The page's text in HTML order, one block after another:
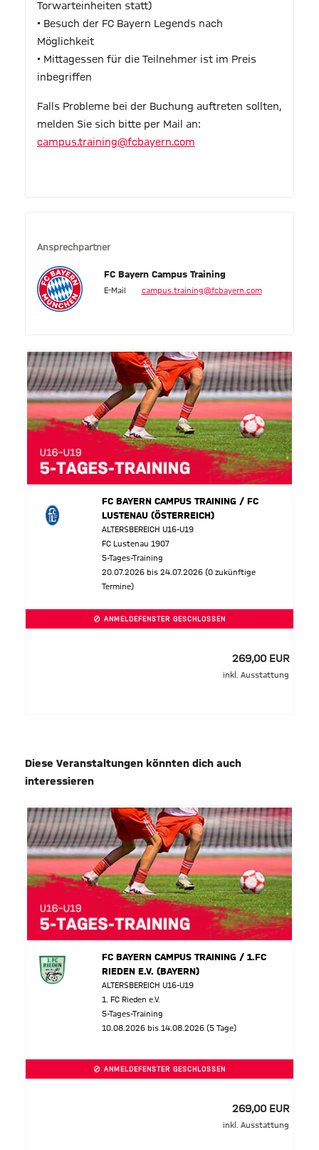
Torwarteinheiten statt)
• Besuch der FC Bayern Legends nach
Möglichkeit
• Mittagessen für die Teilnehmer ist im Preis
inbegriffen
Falls Probleme bei der Buchung auftreten sollten,
melden Sie sich bitte per Mail an:
campus.training@fcbayern.com
Ansprechpartner
FC Bayern Campus Training
E-Mail campus.training@fcbayern.com
FC BAYERN CAMPUS TRAINING / FC
LUSTENAU (ÖSTERREICH)
ALTERSBEREICH U16-U19
FC Lustenau 1907
5-Tages-Training
20.07.2026 bis 24.07.2026 (0 zukünftige
Termine)
ANMELDEFENSTER GESCHLOSSEN
269,00 EUR
inkl. Ausstattung
Diese Veranstaltungen könnten dich auch
interessieren
FC BAYERN CAMPUS TRAINING / 1.FC
RIEDEN E.V. (BAYERN)
ALTERSBEREICH U16-U19
1. FC Rieden e.V.
5-Tages-Training
10.08.2026 bis 14.08.2026 (5 Tage)
ANMELDEFENSTER GESCHLOSSEN
269,00 EUR
inkl. Ausstattung